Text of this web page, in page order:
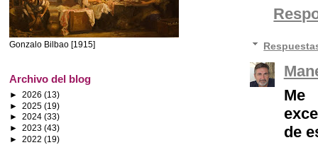
Me
de
Gonzalo Bilbao [1915]
Archivo del blog
► 2026 (13)
► 2025 (19)
► 2024 (33)
► 2023 (43)
► 2022 (19)